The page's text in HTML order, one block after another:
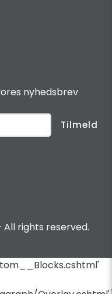
nyhedsbrev
Tilmeld
All rights reserved.